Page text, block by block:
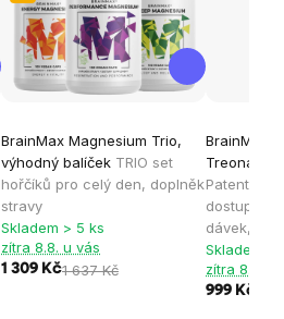
BrainMax Magnesium Trio,
výhodný balíček TRIO set
hořčíků pro celý den, doplněk
stravy
Skladem > 5 ks
zítra 8.8. u vás
1 309 Kč1 637 Kč
BrainMax
Treonát,
dávek,
Skladem >
zítra 8.8. u
999 Kč